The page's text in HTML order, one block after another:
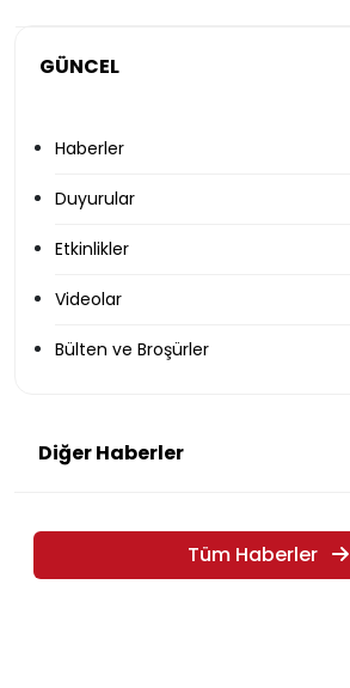
GÜNCEL
Haberler
Duyurular
Etkinlikler
Videolar
Bülten ve Broşürler
Diğer Haberler
Tüm Haberler